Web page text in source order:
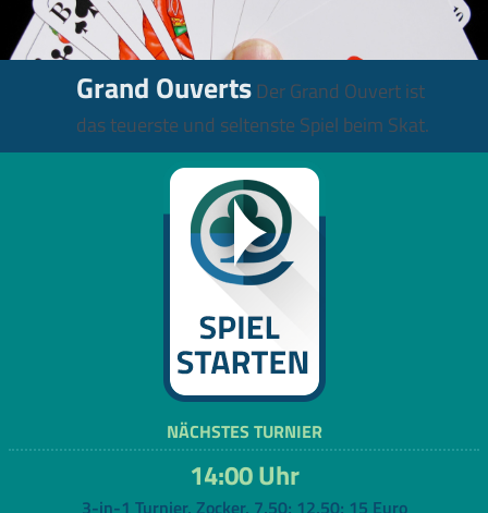
Grand OuvertsDer Grand Ouvert ist
das teuerste und seltenste Spiel beim Skat.
NÄCHSTES TURNIER
14:00 Uhr
3-in-1 Turnier, Zocker, 7,50; 12,50; 15 Euro